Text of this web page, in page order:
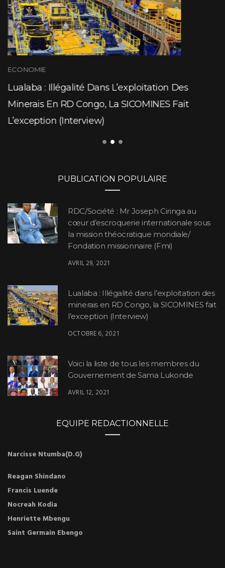
ECONOMIE
Lualaba : Illégalité Dans L’exploitation Des
Minerais En RD Congo, La SICOMINES Fait
L’exception (Interview)
PUBLICATION POPULAIRE
RDC/Société : Mr Joseph Ciringa au
cœur d’escroquerie internationale sous
la mission théocratique mondiale/
Fondation missionnaire (Fmi)
AVRIL 29, 2021
Lualaba : Illégalité dans l’exploitation des
minerais en RD Congo, la SICOMINES fait
l’exception (Interview)
OCTOBRE 6, 2021
Voici la liste de tous les membres du
Gouvernement de Sama Lukonde
AVRIL 12, 2021
EQUIPE REDACTIONNELLE
Narcisse Ntumba(D.G)
Reagan Shindano
Francis Luende
Nocreah Kodia
Henriette Mbengu
Saint Germain Ebengo